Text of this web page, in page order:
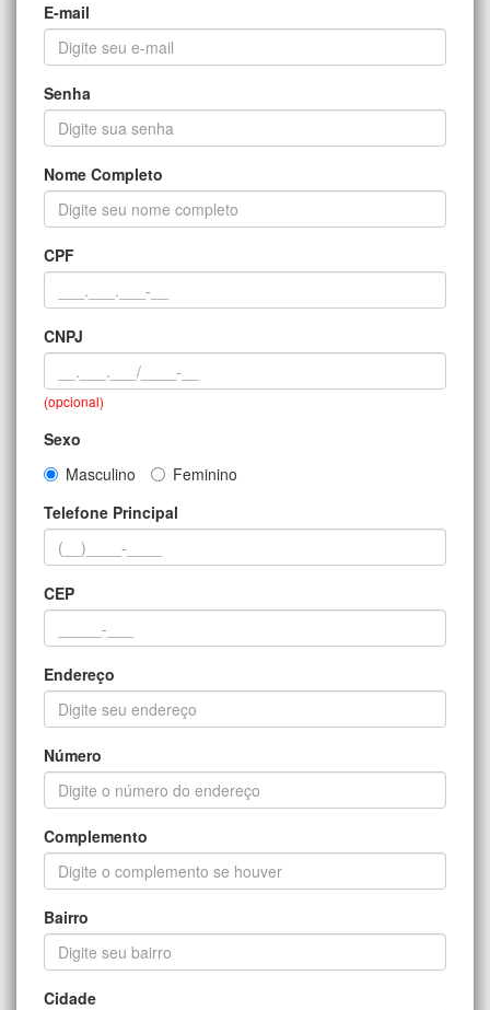
E-mail
Senha
Nome Completo
CPF
CNPJ
(opcional)
Sexo
Masculino
Feminino
Telefone Principal
CEP
Endereço
Número
Complemento
Bairro
Cidade